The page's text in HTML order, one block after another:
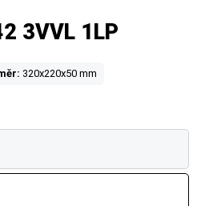
3VVL 1LP
320x220x50 mm